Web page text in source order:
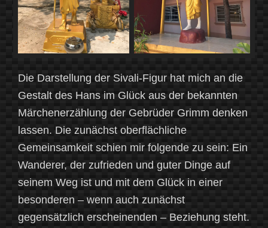
Die Darstellung der Sivali-Figur hat mich an die
Gestalt des Hans im Glück aus der bekannten
Märchenerzählung der Gebrüder Grimm denken
lassen. Die zunächst oberflächliche
Gemeinsamkeit schien mir folgende zu sein: Ein
Wanderer, der zufrieden und guter Dinge auf
seinem Weg ist und mit dem Glück in einer
besonderen – wenn auch zunächst
gegensätzlich erscheinenden – Beziehung steht.